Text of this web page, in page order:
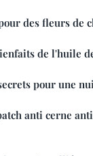
des fleurs de
de l'huile
pour une
anti cerne